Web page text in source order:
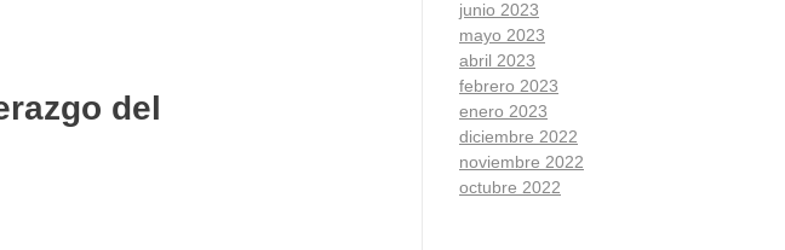
del
junio 2023
mayo 2023
abril 2023
febrero 2023
enero 2023
diciembre 2022
noviembre 2022
octubre 2022